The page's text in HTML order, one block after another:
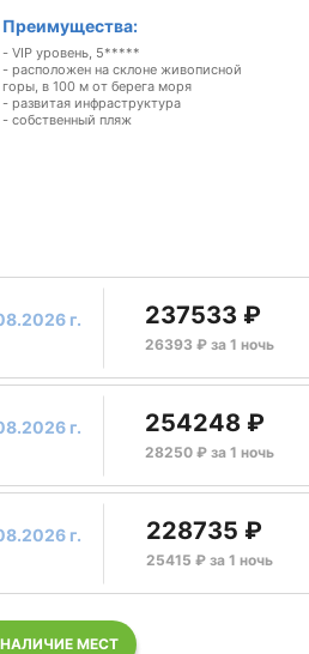
Преимущества:
- VIP уровень, 5*****
- расположен на склоне живописной
горы, в 100 м от берега моря
- развитая инфраструктура
- собственный пляж
г. 237533 ₽
26393 ₽ за 1 ночь
г. 254248 ₽
28250 ₽ за 1 ночь
г. 228735 ₽
25415 ₽ за 1 ночь
МЕСТ